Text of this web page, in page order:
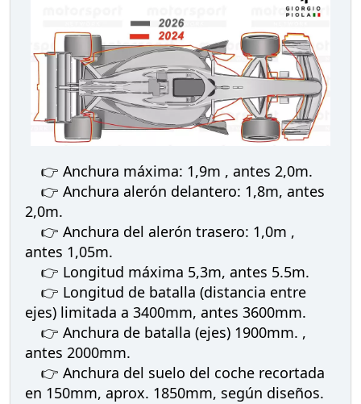
👉 Anchura máxima: 1,9m , antes 2,0m.
👉 Anchura alerón delantero: 1,8m, antes
2,0m.
👉 Anchura del alerón trasero: 1,0m ,
antes 1,05m.
👉 Longitud máxima 5,3m, antes 5.5m.
👉 Longitud de batalla (distancia entre
ejes) limitada a 3400mm, antes 3600mm.
👉 Anchura de batalla (ejes) 1900mm. ,
antes 2000mm.
👉 Anchura del suelo del coche recortada
en 150mm, aprox. 1850mm, según diseños.